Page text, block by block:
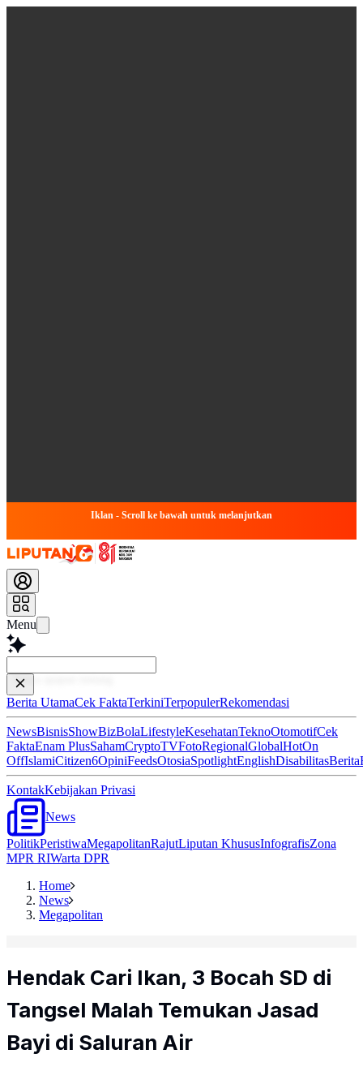
Iklan - Scroll ke bawah untuk melanjutkan
Menu
Baca le
Berita UtamaCek FaktaTerkiniTerpopulerRekomendasi
NewsBisnisShowBizBolaLifestyleKesehatanTeknoOtomotifCek
FaktaEnam PlusSahamCryptoTVFotoRegionalGlobalHotOn
OffIslamiCitizen6OpiniFeedsOtosiaSpotlightEnglishDisabilitasBerita
KontakKebijakan Privasi
News
PolitikPeristiwaMegapolitanRajutLiputan KhususInfografisZona
MPR RIWarta DPR
Home
News
Megapolitan
Hendak Cari Ikan, 3 Bocah SD di
Tangsel Malah Temukan Jasad
Bayi di Saluran Air